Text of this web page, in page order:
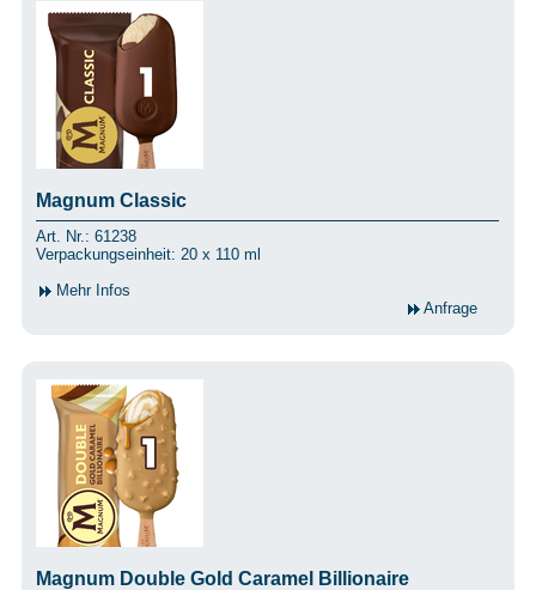
Magnum Classic
Art. Nr.: 61238
Verpackungseinheit: 20 x 110 ml
Mehr Infos
Anfrage
Magnum Double Gold Caramel Billionaire